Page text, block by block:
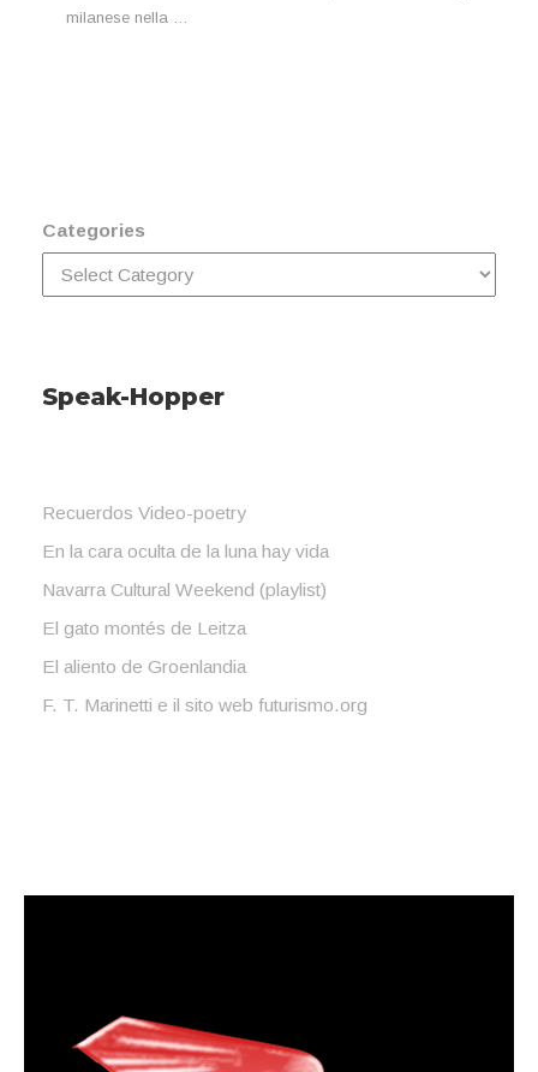
milanese nella …
Categories
Speak-Hopper
Recuerdos Video-poetry
En la cara oculta de la luna hay vida
Navarra Cultural Weekend (playlist)
El gato montés de Leitza
El aliento de Groenlandia
F. T. Marinetti e il sito web futurismo.org